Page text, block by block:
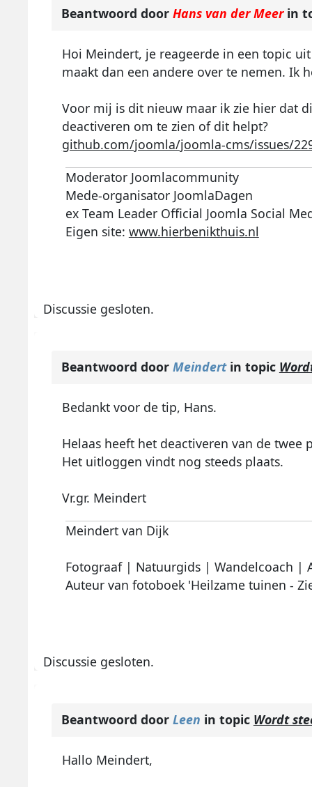
Beantwoord door Hans van der Meerin
Hoi Meindert, je reageerde in een topic
maakt dan een andere over te nemen. Ik
Voor mij is dit nieuw maar ik zie hier dat
deactiveren om te zien of dit helpt?
github.com/joomla/joomla-cms/issues/
Moderator Joomlacommunity
Mede-organisator JoomlaDagen
ex Team Leader Official Joomla Social
Eigen site: www.hierbenikthuis.nl
Discussie gesloten.
Beantwoord door Meindertin topic
Bedankt voor de tip, Hans.
Helaas heeft het deactiveren van de twee
Het uitloggen vindt nog steeds plaats.
Vr.gr. Meindert
Meindert van Dijk
Fotograaf | Natuurgids | Wandelcoach |
Auteur van fotoboek 'Heilzame tuinen -
Discussie gesloten.
Beantwoord door Leen in topic Wordt
Hallo Meindert,